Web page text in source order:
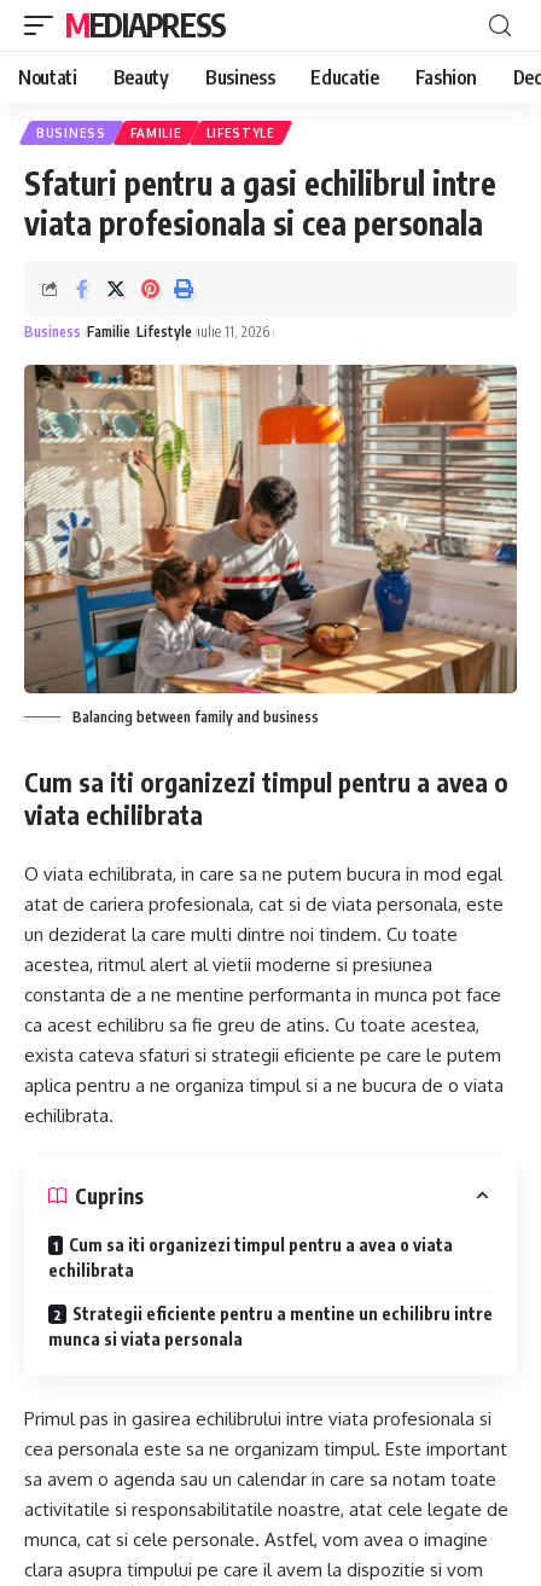
MEDIAPRESS
Noutati Beauty Business Educatie Fashion
BUSINESS FAMILIE LIFESTYLE
Sfaturi pentru a gasi echilibrul intre
viata profesionala si cea personala
Business Familie Lifestyle iulie 11, 2026
Balancing between family and business
Cum sa iti organizezi timpul pentru a avea o
viata echilibrata
O viata echilibrata, in care sa ne putem bucura in mod egal
atat de cariera profesionala, cat si de viata personala, este
un deziderat la care multi dintre noi tindem. Cu toate
acestea, ritmul alert al vietii moderne si presiunea
constanta de a ne mentine performanta in munca pot face
ca acest echilibru sa fie greu de atins. Cu toate acestea,
exista cateva sfaturi si strategii eficiente pe care le putem
aplica pentru a ne organiza timpul si a ne bucura de o viata
echilibrata.
Cuprins
Cum sa iti organizezi timpul pentru a avea o viata
echilibrata
Strategii eficiente pentru a mentine un echilibru intre
munca si viata personala
Primul pas in gasirea echilibrului intre viata profesionala si
cea personala este sa ne organizam timpul. Este important
sa avem o agenda sau un calendar in care sa notam toate
activitatile si responsabilitatile noastre, atat cele legate de
munca, cat si cele personale. Astfel, vom avea o imagine
clara asupra timpului pe care il avem la dispozitie si vom